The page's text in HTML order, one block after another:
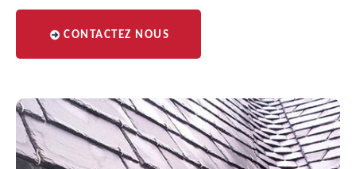
CONTACTEZ NOUS